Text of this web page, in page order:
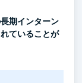
期インターン
ていることが